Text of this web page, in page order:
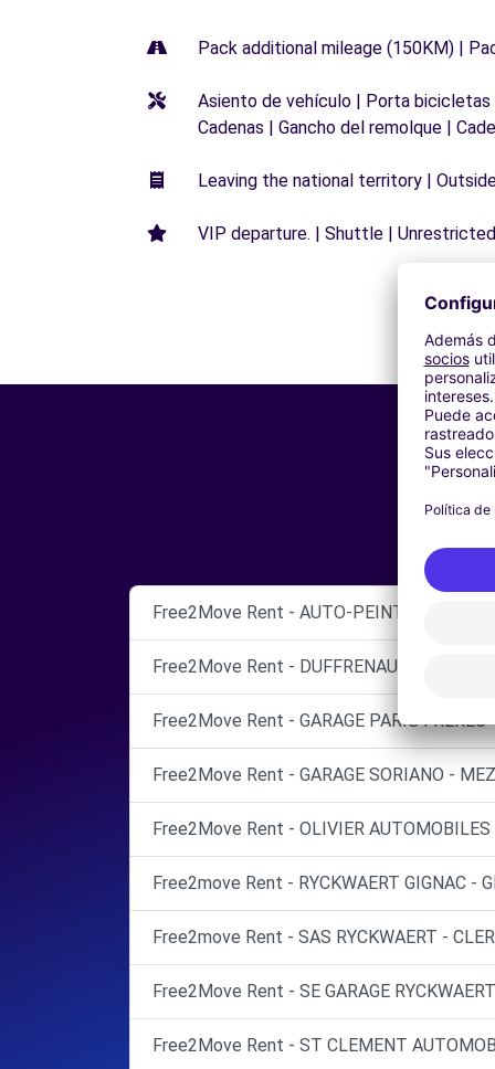
Pack additional mileage (150KM) |
Asiento de vehículo | Porta bicicletas
Cadenas | Gancho del remolque |
Leaving the national territory |
VIP departure. | Shuttle |
Free2Move Rent - AUTO-PEINT DIRIGO -
Free2Move Rent - DUFFRENAUD ET FILS -
Free2Move Rent - GARAGE PARIS FRERES
Free2Move Rent - GARAGE SORIANO -
Free2Move Rent - OLIVIER AUTOMOBILES
Free2move Rent - RYCKWAERT GIGNAC -
Free2move Rent - SAS RYCKWAERT -
Free2Move Rent - SE GARAGE
Free2Move Rent - ST CLEMENT